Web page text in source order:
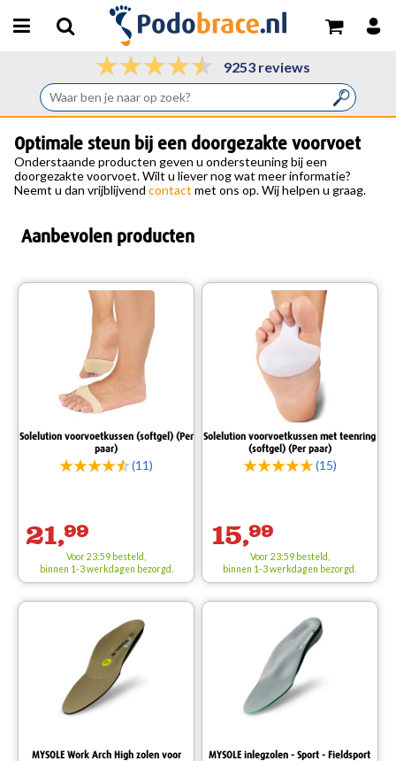
9253 reviews
Optimale steun bij een doorgezakte voorvoet
Onderstaande producten geven u ondersteuning bij een
doorgezakte voorvoet. Wilt u liever nog wat meer informatie?
Neemt u dan vrijblijvendcontact met ons op. Wij helpen u graag.
Aanbevolen producten
Solelution voorvoetkussen (softgel) (Per
paar)
(11)
21,99
Voor 23:59 besteld,
binnen 1-3 werkdagen bezorgd.
Solelution voorvoetkussen met teenring
(softgel) (Per paar)
(15)
15,99
Voor 23:59 besteld,
binnen 1-3 werkdagen bezorgd.
MYSOLE Work Arch High zolen voor
MYSOLE inlegzolen - Sport - Fieldsport